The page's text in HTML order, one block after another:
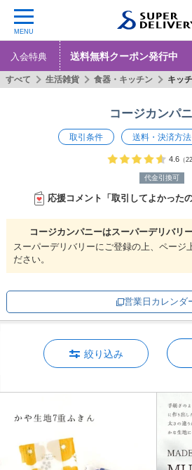
MENU
入会特典 送料無料クーポン発行中
コージカンパ
取引条件 送料・決済方法
代金引換可
4.6 （
応援コメント「取引してよかったの
コージカンパニーはスーパーデリバリ
スーパーデリバリーにご登録の上、ページ
ださい。
営業日カレンダ
すべて 生活雑貨 食器・キッチン キッ
絞り込み